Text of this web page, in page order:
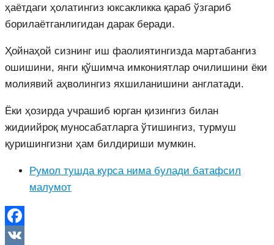
ҳаётдаги ҳолатингиз юксакликка қараб ўзгариб
борилаётганлигидан дарак беради.
Ҳойнаҳой сизнинг иш фаолиятингизда мартабангиз
ошишини, янги қўшимча имкониятлар очилишини ёки
молиявий аҳволингиз яхшиланишини англатади.
Ёки ҳозирда учрашиб юрган қизингиз билан
жидиийроқ муносабатларга ўтишингиз, турмуш
қуришингизни ҳам билдириши мумкин.
Румол тушда курса нима булади батафсил
малумот
Facebook